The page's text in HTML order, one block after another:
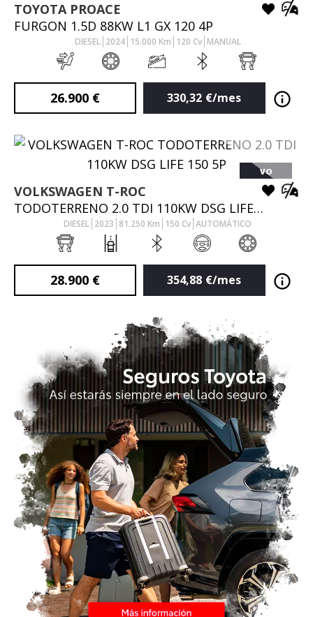
TOYOTA PROACE
FURGON 1.5D 88KW L1 GX 120 4P
DIESEL 2024 15.000 Km 120 Cv MANUAL
26.900 € 330,32 €/mes
VO
VOLKSWAGEN T-ROC
TODOTERRENO 2.0 TDI 110KW DSG LIFE 150 5P
DIESEL 2023 81.250 Km 150 Cv AUTOMÁTICO
28.900 € 354,88 €/mes